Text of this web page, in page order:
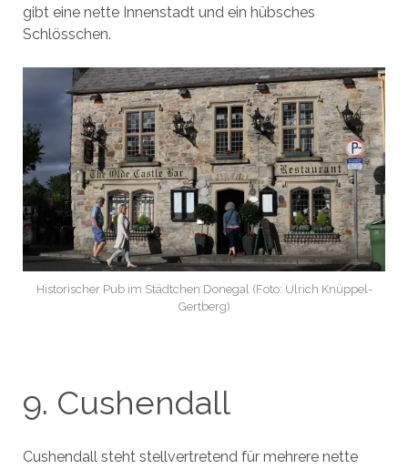
gibt eine nette Innenstadt und ein hübsches
Schlösschen.
Historischer Pub im Städtchen Donegal (Foto: Ulrich Knüppel-
Gertberg)
9. Cushendall
Cushendall steht stellvertretend für mehrere nette